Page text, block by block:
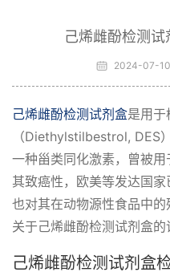
己烯雌酚检测
2024-07-
己烯雌酚检测试剂盒是用于
（Diethylstilbestrol, DES
一种甾类同化激素，曾被
其致癌性，欧美等发达国
也对其在动物源性食品中
关于己烯雌酚检测试剂盒的
己烯雌酚检测试剂盒